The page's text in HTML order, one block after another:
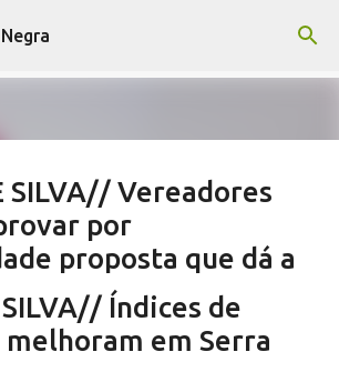
para o conteúdo principal
SILVA// Vereadores
por
proposta que dá a
do Orçamento
EMENDAS IMPOSITIVAS SERRA NEGRA
Índices de
melhoram em Serra